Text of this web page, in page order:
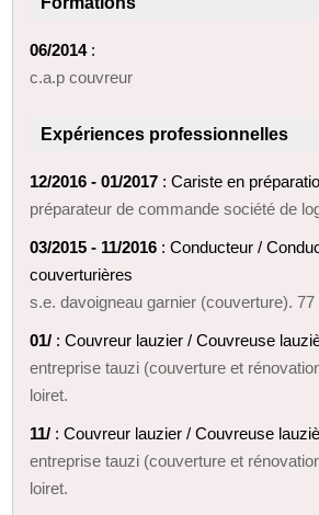
06/2014:
c.a.p couvreur
Expériences professionnelles
12/2016 - 01/2017 : Cariste en
préparateur de commande société de
03/2015 - 11/2016 : Conducteur /
couverturières
s.e. davoigneau garnier (couverture).
01/ : Couvreur lauzier / Couvreuse
entreprise tauzi (couverture et
loiret.
11/ : Couvreur lauzier / Couvreuse
entreprise tauzi (couverture et
loiret.